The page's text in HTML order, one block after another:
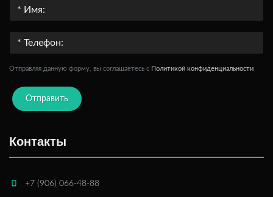
Отправляя данную форму, вы соглашаетесь c Политикой конфиденциальности
Отправить
Контакты
+7 (906) 066-48-88